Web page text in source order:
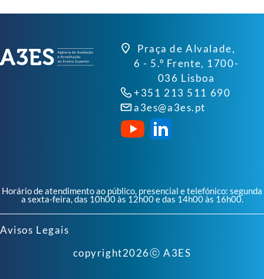
Praça de Alvalade,
6 - 5.º Frente, 1700-
036 Lisboa
+351 213 511 690
a3es@a3es.pt
Horário de atendimento ao público, presencial e telefónico: segunda
a sexta-feira, das 10h00 às 12h00 e das 14h00 às 16h00.
Avisos Legais
copyright2026ⓒ A3ES